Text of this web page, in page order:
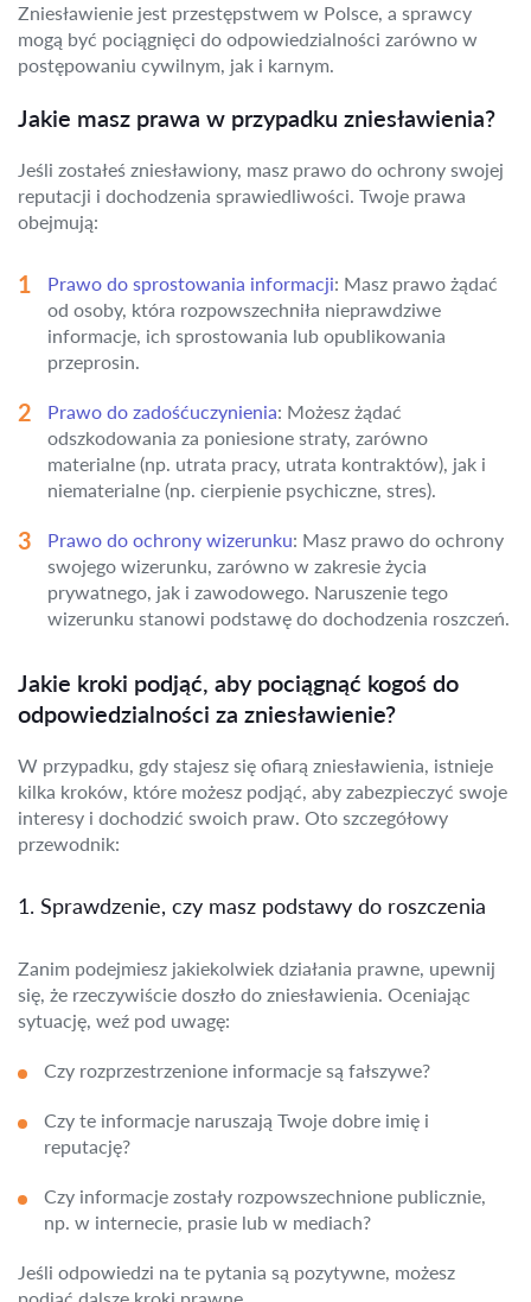
Zniesławienie jest przestępstwem w Polsce, a sprawcy
mogą być pociągnięci do odpowiedzialności zarówno w
postępowaniu cywilnym, jak i karnym.
Jakie masz prawa w przypadku zniesławienia?
Jeśli zostałeś zniesławiony, masz prawo do ochrony swojej
reputacji i dochodzenia sprawiedliwości. Twoje prawa
obejmują:
Prawo do sprostowania informacji: Masz prawo żądać
od osoby, która rozpowszechniła nieprawdziwe
informacje, ich sprostowania lub opublikowania
przeprosin.
Prawo do zadośćuczynienia: Możesz żądać
odszkodowania za poniesione straty, zarówno
materialne (np. utrata pracy, utrata kontraktów), jak i
niematerialne (np. cierpienie psychiczne, stres).
Prawo do ochrony wizerunku: Masz prawo do ochrony
swojego wizerunku, zarówno w zakresie życia
prywatnego, jak i zawodowego. Naruszenie tego
wizerunku stanowi podstawę do dochodzenia roszczeń.
Jakie kroki podjąć, aby pociągnąć kogoś do
odpowiedzialności za zniesławienie?
W przypadku, gdy stajesz się ofiarą zniesławienia, istnieje
kilka kroków, które możesz podjąć, aby zabezpieczyć swoje
interesy i dochodzić swoich praw. Oto szczegółowy
przewodnik:
1. Sprawdzenie, czy masz podstawy do roszczenia
Zanim podejmiesz jakiekolwiek działania prawne, upewnij
się, że rzeczywiście doszło do zniesławienia. Oceniając
sytuację, weź pod uwagę:
Czy rozprzestrzenione informacje są fałszywe?
Czy te informacje naruszają Twoje dobre imię i
reputację?
Czy informacje zostały rozpowszechnione publicznie,
np. w internecie, prasie lub w mediach?
Jeśli odpowiedzi na te pytania są pozytywne, możesz